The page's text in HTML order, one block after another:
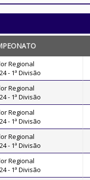
Regional
- 1ª Divisão
Regional
- 1ª Divisão
Regional
- 1ª Divisão
Regional
- 1ª Divisão
Regional
- 1ª Divisão